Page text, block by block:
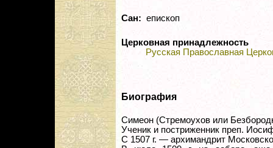
Сан: епископ
Церковная принадлежность
Русская Православная
Биография
Симеон (Стремоухов или
Ученик и постриженник преп.
С 1507 г. — архимандрит